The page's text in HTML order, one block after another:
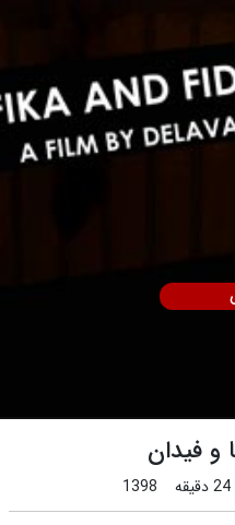
و فیدان
24 دقیقه
1398